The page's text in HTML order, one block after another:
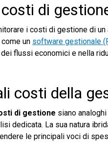
di
i costi di gestione di
un software gestionale
flussi economici e nella
costi della
di gestione siano
dedicata. La sua natura
le principali voci di